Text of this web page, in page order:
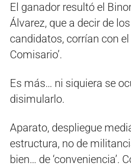
El ganador resultó el
Álvarez, que a decir de
candidatos, corrían con el
Comisario’.
Es más… ni siquiera se
disimularlo.
Aparato, despliegue
estructura, no de
bien… de ‘conveniencia’.